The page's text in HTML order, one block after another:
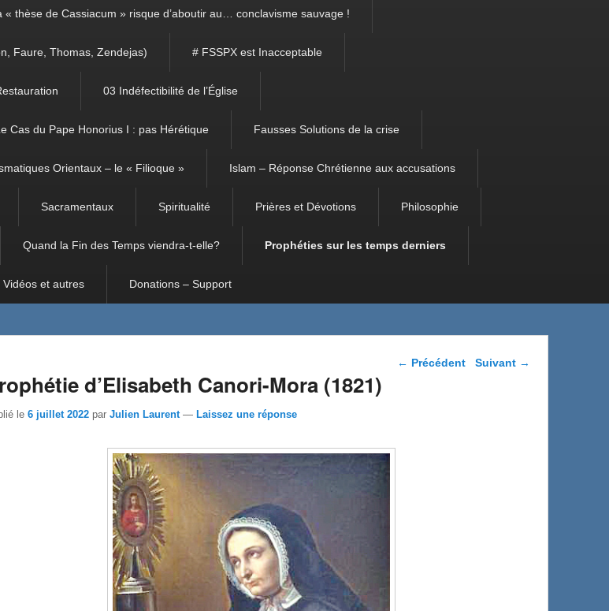
« thèse de Cassiacum » risque d’aboutir au… conclavisme sauvage !
Faure, Thomas, Zendejas) # FSSPX est Inacceptable
03 Indéfectibilité de l’Église
Cas du Pape Honorius I : pas Hérétique Fausses Solutions de la crise
Orientaux – le « Filioque » Islam – Réponse Chrétienne aux accusations
Sacramentaux Spiritualité Prières et Dévotions Philosophie
Quand la Fin des Temps viendra-t-elle? Prophéties sur les temps derniers
Vidéos et autres Donations – Support
Navigation dans les
← Précédent Suivant →
d’Elisabeth Canori-Mora (1821)
le 6 juillet 2022 par Julien Laurent — Laissez une réponse